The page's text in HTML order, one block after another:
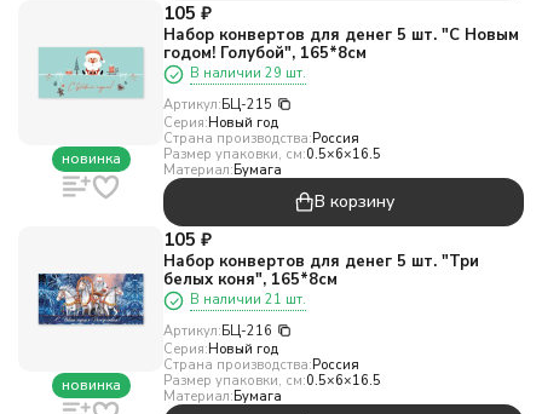
новинка
105 ₽
Набор конвертов для денег 5 шт. "С Новым
годом! Голубой", 165*8см
В наличии 29 шт.
Артикул:БЦ-215
Серия:Новый год
Страна производства:Россия
Размер упаковки, см:0.5×6×16.5
Материал:Бумага
В корзину
новинка
105 ₽
Набор конвертов для денег 5 шт. "Три
белых коня", 165*8см
В наличии 21 шт.
Артикул:БЦ-216
Серия:Новый год
Страна производства:Россия
Размер упаковки, см:0.5×6×16.5
Материал:Бумага